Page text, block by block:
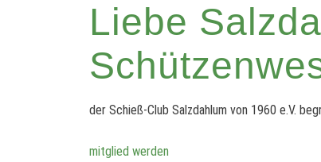
Liebe
der Schieß-Club Salzdahlum von 1960 e.V.
mitglied werden